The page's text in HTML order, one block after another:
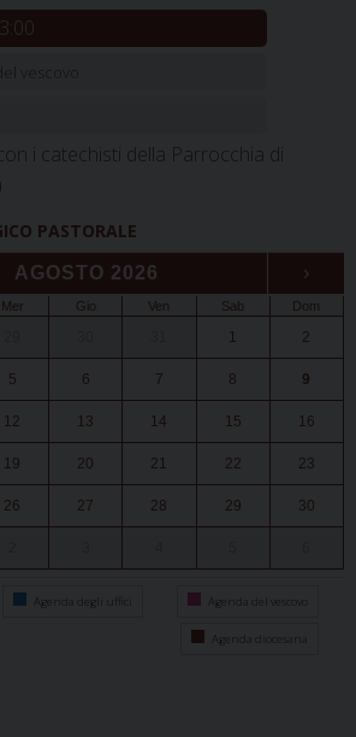
i catechisti della Parrocchia di
PASTORALE
AGOSTO 2026 ›
Mer Gio Ven Sab Dom
1 2
5 6 7 8 9
12 13 14 15 16
19 20 21 22 23
26 27 28 29 30
Agenda degli uffici Agenda del vescovo
Agenda diocesana